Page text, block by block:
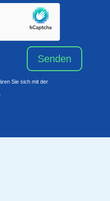
Senden
Sie sich mit der